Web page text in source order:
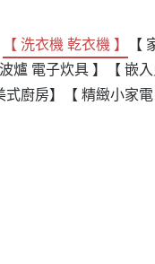
【 洗衣機 乾衣機 】 【
爐 電子炊具 】 【 嵌
式廚房】 【 精緻小家